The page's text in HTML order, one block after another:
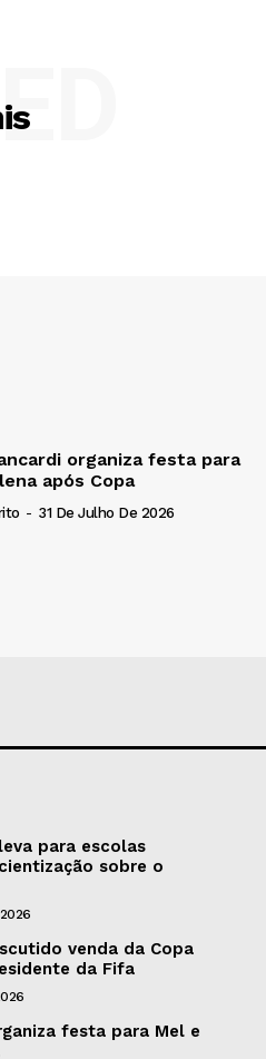
organiza festa para
após Copa
- 31 De Julho De 2026
para escolas
sobre o
venda da Copa
da Fifa
festa para Mel e